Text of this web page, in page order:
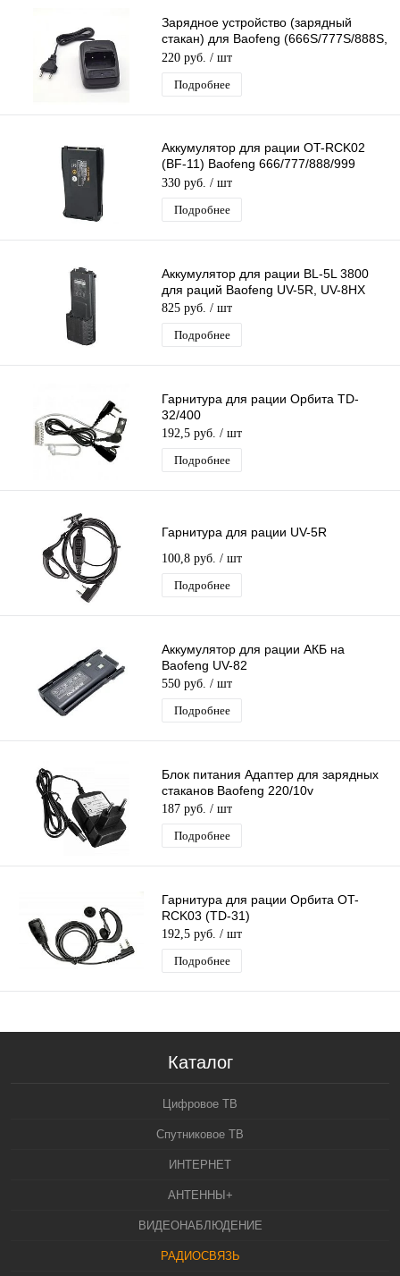
Зарядное устройство (зарядный
стакан) для Baofeng (666S/777S/888S,
220V)
220 руб. / шт
Подробнее
Аккумулятор для рации OT-RCK02
(BF-11) Baofeng 666/777/888/999
(3,7В, 1500мА)
330 руб. / шт
Подробнее
Аккумулятор для рации BL-5L 3800
для раций Baofeng UV-5R, UV-8HX
825 руб. / шт
Подробнее
Гарнитура для рации Орбита TD-
32/400
192,5 руб. / шт
Подробнее
Гарнитура для рации UV-5R
100,8 руб. / шт
Подробнее
Аккумулятор для рации АКБ на
Baofeng UV-82
550 руб. / шт
Подробнее
Блок питания Адаптер для зарядных
стаканов Baofeng 220/10v
187 руб. / шт
Подробнее
Гарнитура для рации Орбита OT-
RCK03 (TD-31)
192,5 руб. / шт
Подробнее
Каталог
Цифровое ТВ
Спутниковое ТВ
ИНТЕРНЕТ
АНТЕННЫ+
ВИДЕОНАБЛЮДЕНИЕ
РАДИОСВЯЗЬ